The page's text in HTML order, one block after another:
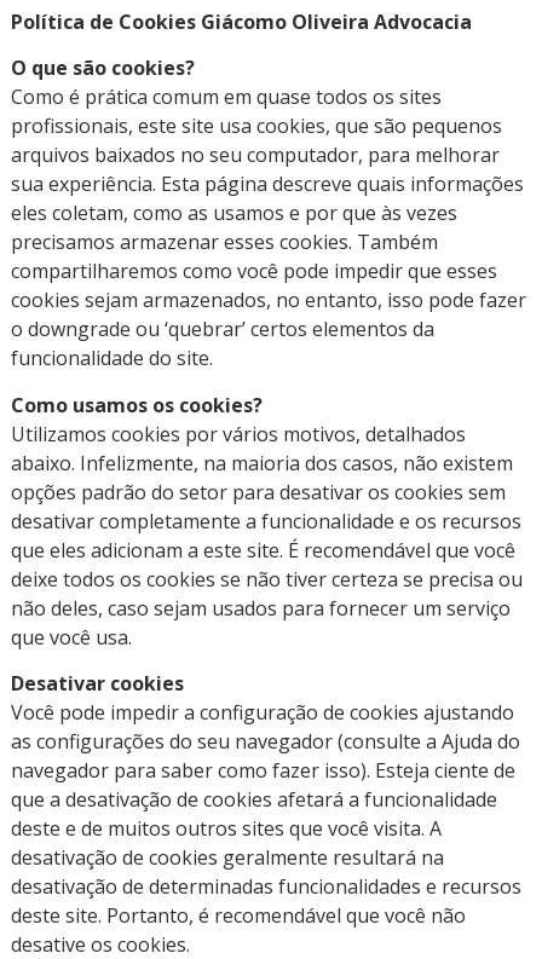
Política de Cookies Giácomo Oliveira Advocacia
O que são cookies?
Como é prática comum em quase todos os sites
profissionais, este site usa cookies, que são pequenos
arquivos baixados no seu computador, para melhorar
sua experiência. Esta página descreve quais informações
eles coletam, como as usamos e por que às vezes
precisamos armazenar esses cookies. Também
compartilharemos como você pode impedir que esses
cookies sejam armazenados, no entanto, isso pode fazer
o downgrade ou ‘quebrar’ certos elementos da
funcionalidade do site.
Como usamos os cookies?
Utilizamos cookies por vários motivos, detalhados
abaixo. Infelizmente, na maioria dos casos, não existem
opções padrão do setor para desativar os cookies sem
desativar completamente a funcionalidade e os recursos
que eles adicionam a este site. É recomendável que você
deixe todos os cookies se não tiver certeza se precisa ou
não deles, caso sejam usados para fornecer um serviço
que você usa.
Desativar cookies
Você pode impedir a configuração de cookies ajustando
as configurações do seu navegador (consulte a Ajuda do
navegador para saber como fazer isso). Esteja ciente de
que a desativação de cookies afetará a funcionalidade
deste e de muitos outros sites que você visita. A
desativação de cookies geralmente resultará na
desativação de determinadas funcionalidades e recursos
deste site. Portanto, é recomendável que você não
desative os cookies.